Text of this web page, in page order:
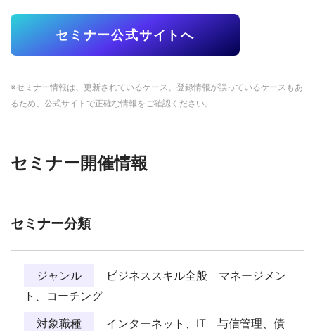
セミナー公式サイトへ
※セミナー情報は、更新されているケース、登録情報が誤っているケースもあ
るため、公式サイトで正確な情報をご確認ください。
セミナー開催情報
セミナー分類
ジャンル
ビジネススキル全般 マネージメン
ト、コーチング
対象職種
インターネット、IT 与信管理、債